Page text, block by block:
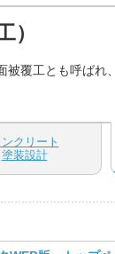
）
覆工とも呼ば
ンクリート
塗装設計